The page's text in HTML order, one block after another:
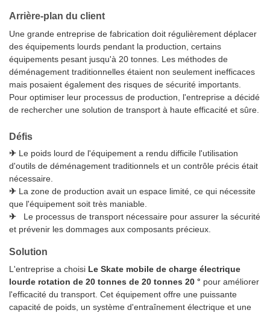
Arrière-plan du client
Une grande entreprise de fabrication doit régulièrement déplacer
des équipements lourds pendant la production, certains
équipements pesant jusqu'à 20 tonnes. Les méthodes de
déménagement traditionnelles étaient non seulement inefficaces
mais posaient également des risques de sécurité importants.
Pour optimiser leur processus de production, l'entreprise a décidé
de rechercher une solution de transport à haute efficacité et sûre.
Défis
✈ Le poids lourd de l'équipement a rendu difficile l'utilisation
d'outils de déménagement traditionnels et un contrôle précis était
nécessaire.
✈ La zone de production avait un espace limité, ce qui nécessite
que l'équipement soit très maniable.
✈
Le processus de transport nécessaire pour assurer la sécurité
et prévenir les dommages aux composants précieux.
Solution
L'entreprise a choisi Le Skate mobile de charge électrique
lourde rotation de 20 tonnes de 20 tonnes 20 ° pour améliorer
l'efficacité du transport. Cet équipement offre une puissante
capacité de poids, un système d'entraînement électrique et une